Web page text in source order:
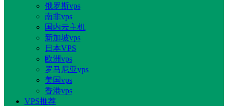
俄罗斯vps
南非vps
国内云主机
新加坡vps
日本VPS
欧洲vps
罗马尼亚vps
美国vps
香港vps
VPS推荐